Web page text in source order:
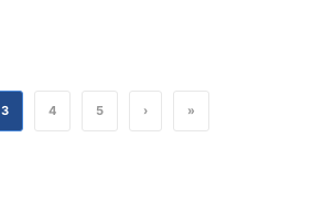
3 4 5 › »